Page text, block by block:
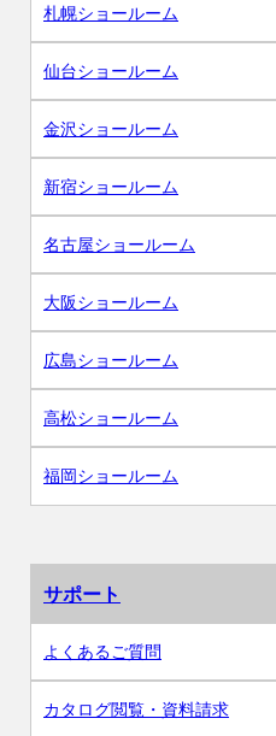
札幌ショールーム
仙台ショールーム
金沢ショールーム
新宿ショールーム
名古屋ショールーム
大阪ショールーム
広島ショールーム
高松ショールーム
福岡ショールーム
サポート
よくあるご質問
カタログ閲覧・資料請求